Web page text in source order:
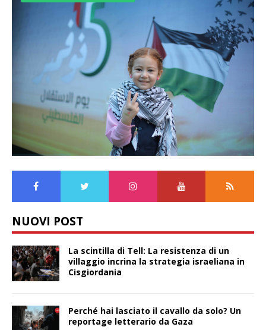
NUOVI POST
La scintilla di Tell: La resistenza di un
villaggio incrina la strategia israeliana in
Cisgiordania
Perché hai lasciato il cavallo da solo? Un
reportage letterario da Gaza